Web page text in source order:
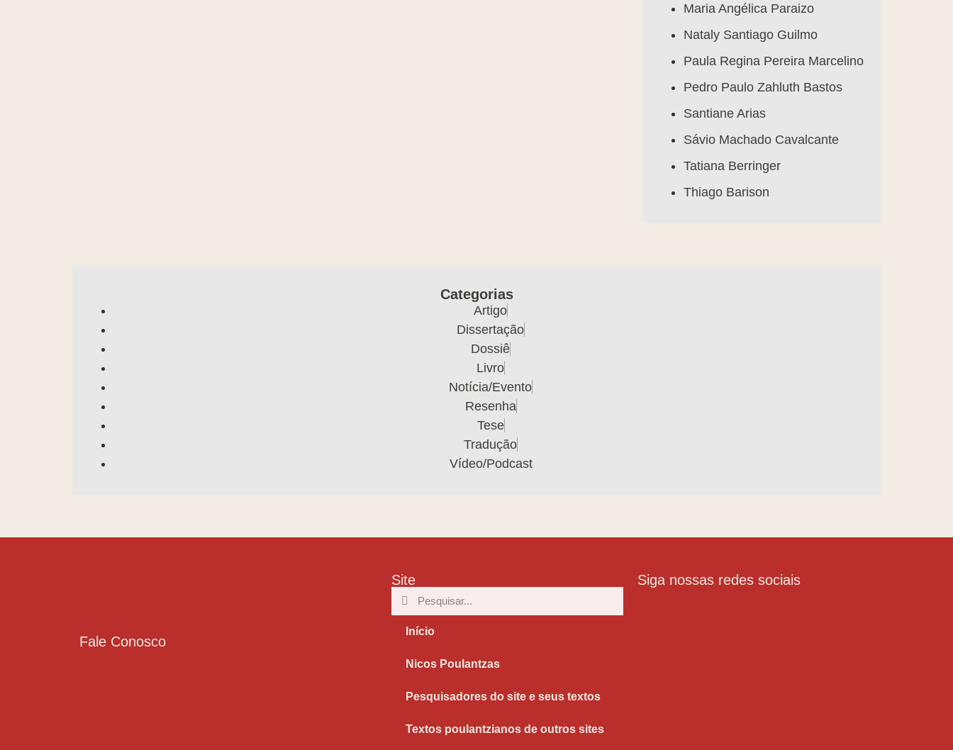
Maria Angélica Paraizo
Nataly Santiago Guilmo
Paula Regina Pereira Marcelino
Pedro Paulo Zahluth Bastos
Santiane Arias
Sávio Machado Cavalcante
Tatiana Berringer
Thiago Barison
Categorias
Artigo
Dissertação
Dossiê
Livro
Notícia/Evento
Resenha
Tese
Tradução
Vídeo/Podcast
Fale Conosco
Site
Início
Nicos Poulantzas
Pesquisadores do site e seus textos
Textos poulantzianos de outros sites
Siga nossas redes sociais